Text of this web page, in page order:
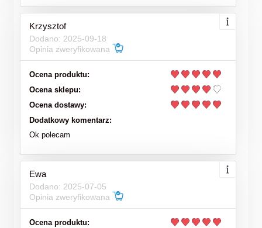
Krzysztof
Dodano: 2025-09-18
Opinia zweryfikowana
Ocena produktu:
Ocena sklepu:
Ocena dostawy:
Dodatkowy komentarz:
Ok polecam
Ewa
Dodano: 2025-07-05
Opinia zweryfikowana
Ocena produktu: